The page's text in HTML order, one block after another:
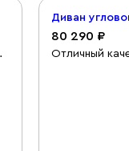
80 290
Отличный